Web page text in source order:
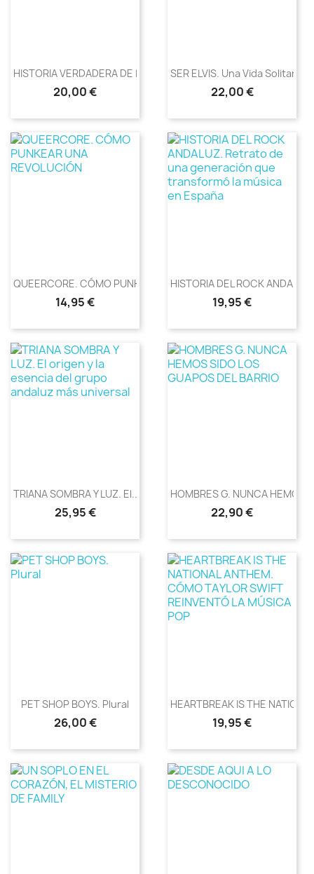
HISTORIA VERDADERA DE LA...
Precio
20,00 €
SER ELVIS. Una Vida Solitaria
Precio
22,00 €
QUEERCORE. CÓMO PUNKEAR UNA...
Precio
14,95 €
HISTORIA DEL ROCK
Precio
19,95 €
TRIANA SOMBRA Y LUZ. El...
Precio
25,95 €
HOMBRES G. NUNCA HEMOS
Precio
22,90 €
PET SHOP BOYS. Plural
Precio
26,00 €
HEARTBREAK IS THE
Precio
19,95 €